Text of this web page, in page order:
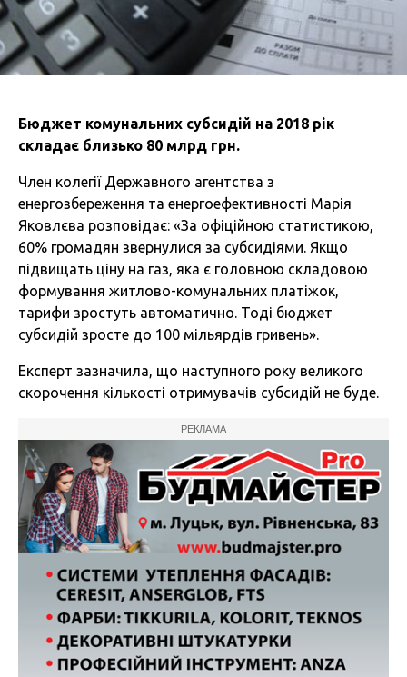
Бюджет комунальних субсидій на 2018 рік
складає близько 80 млрд грн.
Член колегії Державного агентства з
енергозбереження та енергоефективності Марія
Яковлєва розповідає: «За офіційною статистикою,
60% громадян звернулися за субсидіями. Якщо
підвищать ціну на газ, яка є головною складовою
формування житлово-комунальних платіжок,
тарифи зростуть автоматично. Тоді бюджет
субсидій зросте до 100 мільярдів гривень».
Експерт зазначила, що наступного року великого
скорочення кількості отримувачів субсидій не буде.
РЕКЛАМА